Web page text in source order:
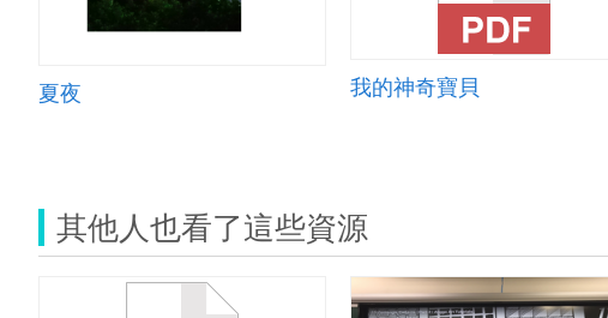
夏夜 我的神奇寶貝
其他人也看了這些資源